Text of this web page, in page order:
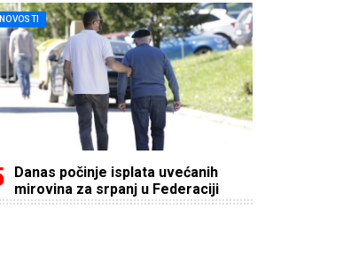
NOVOSTI
Danas počinje isplata uvećanih
mirovina za srpanj u Federaciji